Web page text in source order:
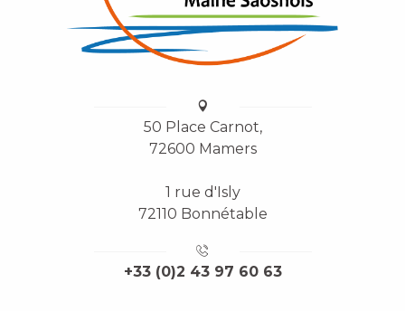
50 Place Carnot,
72600 Mamers
1 rue d'Isly
72110 Bonnétable
+33 (0)2 43 97 60 63